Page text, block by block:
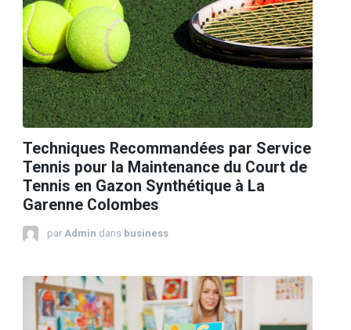
Techniques Recommandées par Service
Tennis pour la Maintenance du Court de
Tennis en Gazon Synthétique à La
Garenne Colombes
par Admin dans business